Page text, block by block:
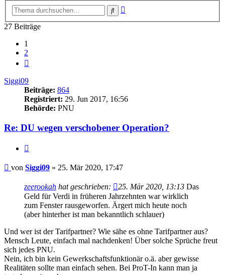
Suche
27 Beiträge
1
2
Siggi09
Beiträge: 864
Registriert: 29. Jun 2017, 16:56
Behörde: PNU
Re: DU wegen verschobener Operation?
Beitrag
von Siggi09 » 25. Mär 2020, 17:47
zeerookah hat geschrieben: 25. Mär 2020, 13:13 Das
Geld für Verdi in früheren Jahrzehnten war wirklich
zum Fenster rausgeworfen. Ärgert mich heute noch
(aber hinterher ist man bekanntlich schlauer)
Und wer ist der Tarifpartner? Wie sähe es ohne Tarifpartner aus?
Mensch Leute, einfach mal nachdenken! Über solche Sprüche freut
sich jedes PNU.
Nein, ich bin kein Gewerkschaftsfunktionär o.ä. aber gewisse
Realitäten sollte man einfach sehen. Bei ProT-In kann man ja